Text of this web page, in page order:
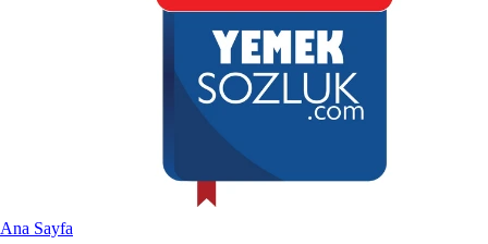
Ana Sayfa